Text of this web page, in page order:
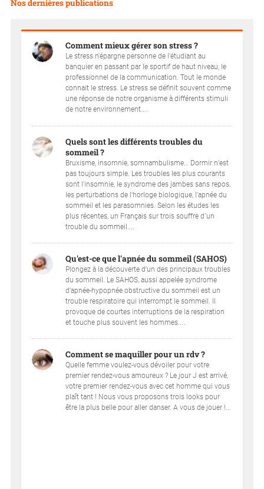
Nos dernières publications
Comment mieux gérer son stress ?
Le stress n'épargne personne de l'étudiant au
banquier en passant par le sportif de haut niveau, le
professionnel de la communication. Tout le monde
connait le stress. Le stress se définit souvent comme
une réponse de notre organisme à différents stimuli
de notre environnement....
Quels sont les différents troubles du
sommeil ?
Bruxisme, insomnie, somnambulisme… Dormir n’est
pas toujours simple. Les troubles les plus courants
sont l'insomnie, le syndrome des jambes sans repos,
les perturbations de l'horloge biologique, l'apnée du
sommeil et les parasomnies. Selon les études les
plus récentes, un Français sur trois souffre d´un
trouble du sommeil....
Qu'est-ce que l'apnée du sommeil (SAHOS)
Plongez à la découverte d’un des principaux troubles
du sommeil. Le SAHOS, aussi appelée syndrome
d'apnée-hypopnée obstructive du sommeil est un
trouble respiratoire qui interrompt le sommeil. Il
provoque de courtes interruptions de la respiration
et touche plus souvent les hommes....
Comment se maquiller pour un rdv ?
Quelle femme voulez-vous dévoiler pour votre
premier rendez-vous amoureux ? Le jour J est arrivé,
votre premier rendez-vous avec cet homme qui vous
plaît tant ! Nous vous proposons trois looks pour
être la plus belle pour aller danser. A vous de jouer !...